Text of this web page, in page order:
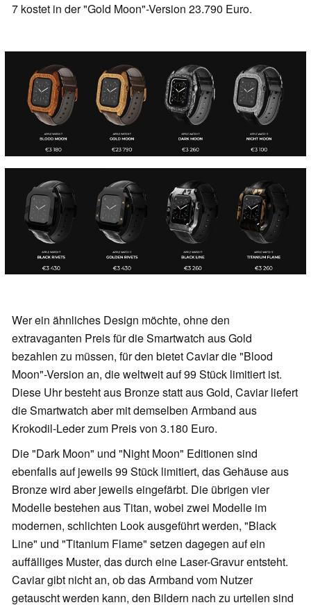
7 kostet in der "Gold Moon"-Version 23.790 Euro.
Wer ein ähnliches Design möchte, ohne den
extravaganten Preis für die Smartwatch aus Gold
bezahlen zu müssen, für den bietet Caviar die "Blood
Moon"-Version an, die weltweit auf 99 Stück limitiert ist.
Diese Uhr besteht aus Bronze statt aus Gold, Caviar liefert
die Smartwatch aber mit demselben Armband aus
Krokodil-Leder zum Preis von 3.180 Euro.
Die "Dark Moon" und "Night Moon" Editionen sind
ebenfalls auf jeweils 99 Stück limitiert, das Gehäuse aus
Bronze wird aber jeweils eingefärbt. Die übrigen vier
Modelle bestehen aus Titan, wobei zwei Modelle im
modernen, schlichten Look ausgeführt werden, "Black
Line" und "Titanium Flame" setzen dagegen auf ein
auffälliges Muster, das durch eine Laser-Gravur entsteht.
Caviar gibt nicht an, ob das Armband vom Nutzer
getauscht werden kann, den Bildern nach zu urteilen sind